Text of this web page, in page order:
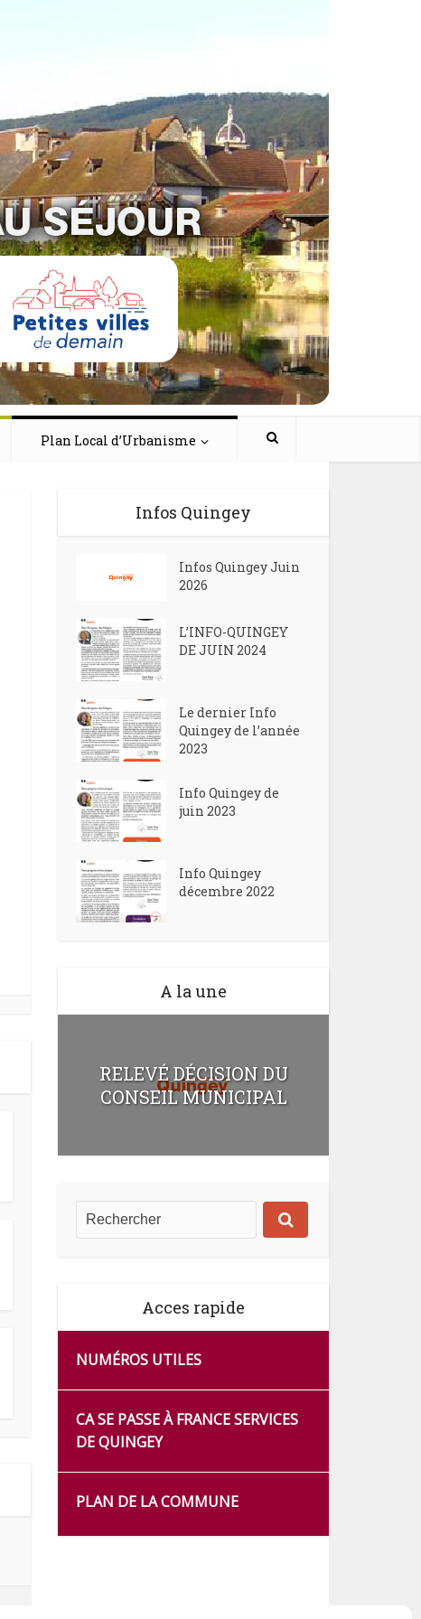
Plan Local d’Urbanisme
Infos Quingey
Infos Quingey Juin
2026
L’INFO-QUINGEY
DE JUIN 2024
Le dernier Info
Quingey de l’année
2023
Info Quingey de
juin 2023
Info Quingey
décembre 2022
A la une
RELEVÉ DÉCISION DU
CONSEIL MUNICIPAL
Acces rapide
NUMÉROS UTILES
CA SE PASSE À FRANCE SERVICES
DE QUINGEY
PLAN DE LA COMMUNE